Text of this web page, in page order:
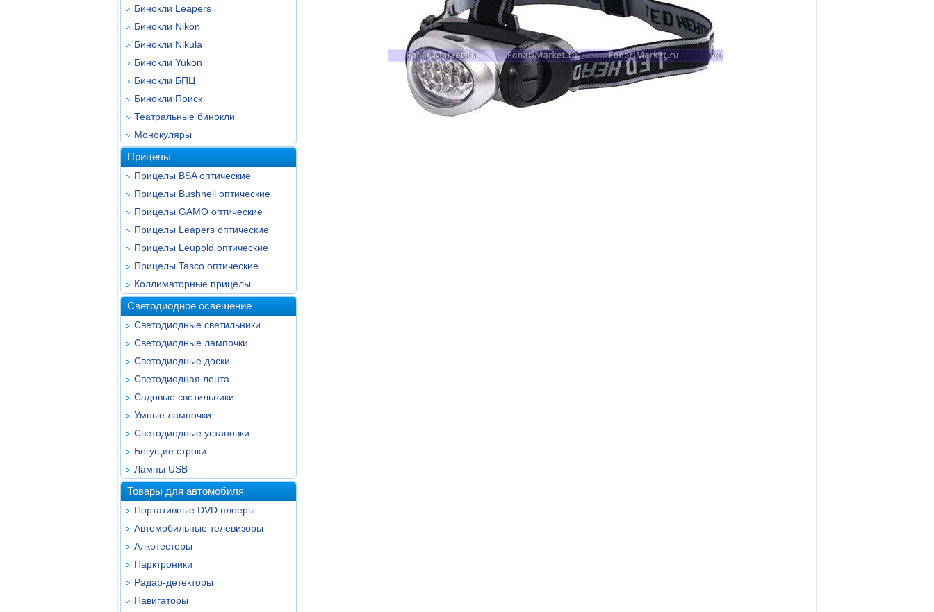
Бинокли Leapers
Бинокли Nikon
Бинокли Nikula
Бинокли Yukon
Бинокли БПЦ
Бинокли Поиск
Театральные бинокли
Монокуляры
Прицелы
Прицелы BSA оптические
Прицелы Bushnell оптические
Прицелы GAMO оптические
Прицелы Leapers оптические
Прицелы Leupold оптические
Прицелы Tasco оптические
Коллиматорные прицелы
Светодиодное освещение
Светодиодные светильники
Светодиодные лампочки
Светодиодные доски
Светодиодная лента
Садовые светильники
Умные лампочки
Светодиодные установки
Бегущие строки
Лампы USB
Товары для автомобиля
Портативные DVD плееры
Автомобильные телевизоры
Алкотестеры
Парктроники
Радар-детекторы
Навигаторы